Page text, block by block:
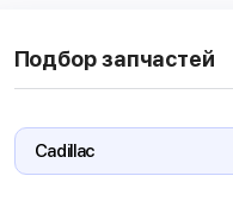
Подбор запчастей